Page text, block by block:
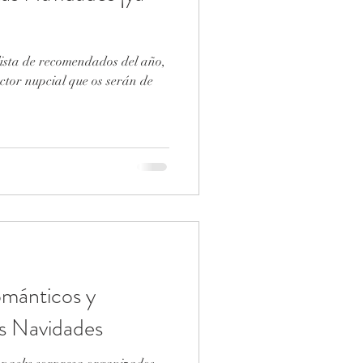
de recomendados del año,
nupcial que os serán de
y
Navidades